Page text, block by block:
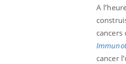
A
cancers
cancer